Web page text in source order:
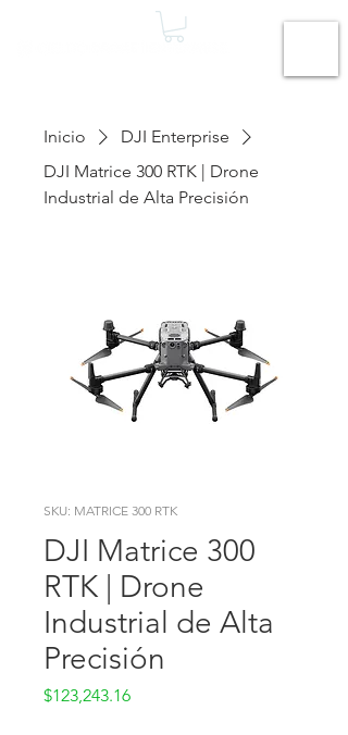
Inicio
DJI Enterprise
DJI Matrice 300 RTK | Drone
Industrial de Alta Precisión
SKU: MATRICE 300 RTK
DJI Matrice 300
RTK | Drone
Industrial de Alta
Precisión
$123,243.16Precio
👋 ¡Bienvenido!
¿Cómo podemos
ayudarte?